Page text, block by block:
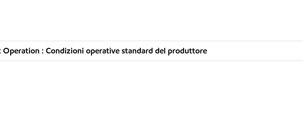
Operation : Condizioni operative standard del produttore